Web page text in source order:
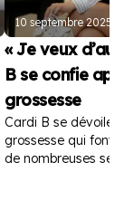
10 septembre 2025
« Je veux
B se confie
grossesse
Cardi B se dévoile
grossesse qui font
de nombreuses